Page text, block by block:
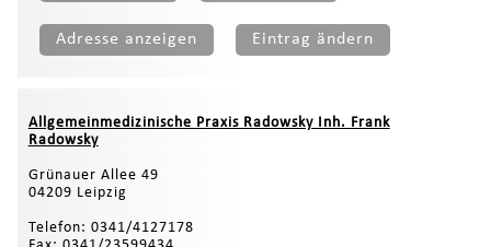
Adresse anzeigen Eintrag ändern
Allgemeinmedizinische Praxis Radowsky Inh. Frank
Radowsky
Grünauer Allee 49
04209 Leipzig
Telefon: 0341/4127178